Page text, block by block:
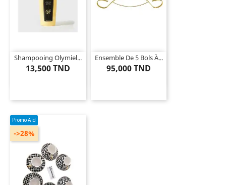
Shampooing Olymiel...
13,500 TND
Ensemble De 5 Bols À...
95,000 TND
Promo Aid
->28%